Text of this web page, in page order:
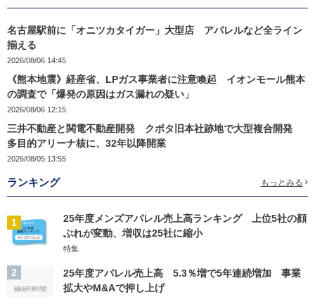
名古屋駅前に「オニツカタイガー」大型店 アパレルなど全ライン
揃える
2026/08/06 14:45
《熊本地震》経産省、LPガス事業者に注意喚起 イオンモール熊本
の調査で「爆発の原因はガス漏れの疑い」
2026/08/06 12:15
三井不動産と関電不動産開発 クボタ旧本社跡地で大型複合開発
多目的アリーナ核に、32年以降開業
2026/08/05 13:55
ランキング もっとみる
1
25年度メンズアパレル売上高ランキング 上位5社の顔
ぶれが変動、増収は25社に縮小
特集
2
25年度アパレル売上高 5.3％増で5年連続増加 事業
拡大やM&Aで押し上げ